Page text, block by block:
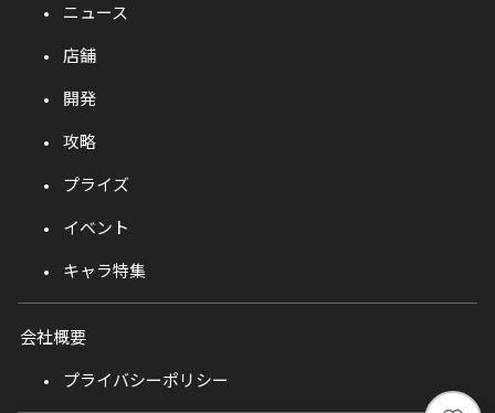
ニュース
店舗
開発
攻略
プライズ
イベント
キャラ特集
会社概要
プライバシーポリシー